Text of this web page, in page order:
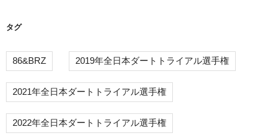
タグ
86&BRZ 2019年全日本ダートトライアル選手権
2021年全日本ダートトライアル選手権
2022年全日本ダートトライアル選手権